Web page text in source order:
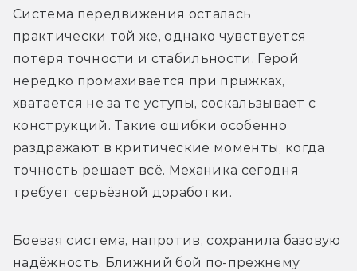
Система передвижения осталась
практически той же, однако чувствуется
потеря точности и стабильности. Герой
нередко промахивается при прыжках,
хватается не за те уступы, соскальзывает с
конструкций. Такие ошибки особенно
раздражают в критические моменты, когда
точность решает всё. Механика сегодня
требует серьёзной доработки.
Боевая система, напротив, сохранила базовую
надёжность. Ближний бой по-прежнему